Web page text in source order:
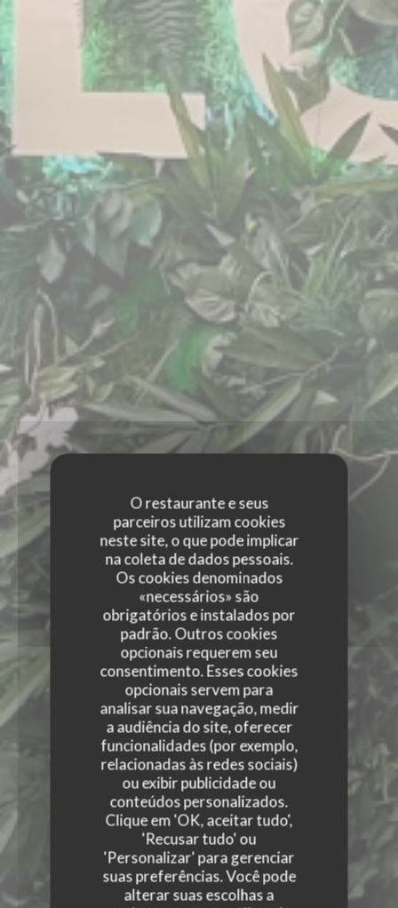
O restaurante e seus
parceiros utilizam cookies
neste site, o que pode implicar
na coleta de dados pessoais.
Os cookies denominados
«necessários» são
obrigatórios e instalados por
padrão. Outros cookies
opcionais requerem seu
consentimento. Esses cookies
opcionais servem para
analisar sua navegação, medir
a audiência do site, oferecer
funcionalidades (por exemplo,
relacionadas às redes sociais)
ou exibir publicidade ou
conteúdos personalizados.
Clique em 'OK, aceitar tudo',
'Recusar tudo' ou
'Personalizar' para gerenciar
suas preferências. Você pode
alterar suas escolhas a
BABYLONIA